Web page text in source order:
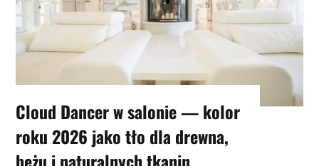
Cloud Dancer w salonie — kolor
roku 2026 jako tło dla drewna,